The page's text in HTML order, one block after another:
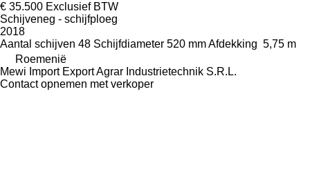
€ 35.500 Exclusief BTW
Schijveneg - schijfploeg
2018
Aantal schijven 48 Schijfdiameter 520 mmAfdekking 5,75 m
Roemenië
Mewi Import Export Agrar Industrietechnik S.R.L.
Contact opnemen met verkoper